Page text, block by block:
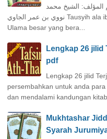
المؤلف: الشيخ محمد
نووي بن عمر الجاوي Tausyih ala ibnu qosim-kitab yang di tukis oleh
Ulama besar yang bera...
Lengkap 26 jilid
pdf
Lengkap 26 jilid
persembahkan untuk anda
dan mendalami kandungan
Mukhtashar
Syarah